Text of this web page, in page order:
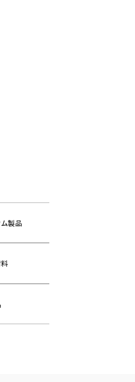
製品